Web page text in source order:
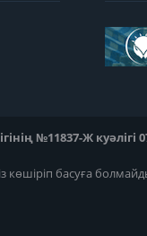
№11837-Ж куәлігі
көшіріп басуға